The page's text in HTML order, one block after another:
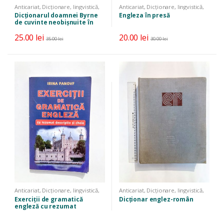
Anticariat, Dicționare, lingvistică,
limbi străine
Dicţionarul doamnei Byrne
de cuvinte neobișnuite în
25.00 lei 35.00lei
Anticariat, Dicționare, lingvistică,
limbi străine Manuale, auxiliare,
cursuri
Engleza în presă
20.00 lei 30.00lei
Anticariat, Dicționare, lingvistică,
limbi străine Manuale, auxiliare,
cursuri
Exerciții de gramatică
engleză cu rezumat
Anticariat, Dicționare, lingvistică,
limbi străine
Dicționar englez-român